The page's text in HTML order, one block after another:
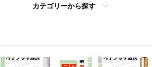
カテゴリーから探す